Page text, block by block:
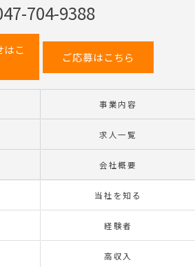
704-9388
はこ
ご応募はこちら
事業内容
求人一覧
会社概要
当社を知る
経験者
高収入